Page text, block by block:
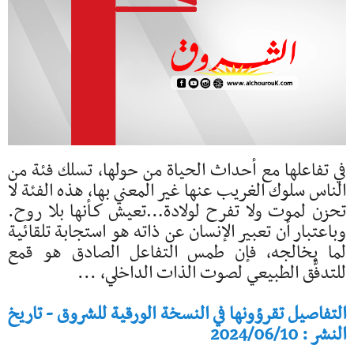
في تفاعلها مع أحداث الحياة من حولها، تسلك فئة من
الناس سلوك الغريب عنها غير المعني بها، هذه الفئة لا
تحزن لموت ولا تفرح لولادة…تعيش كـأنها بلا روح.
وباعتبار أن تعبير الإنسان عن ذاته هو استجابة تلقائية
لما يخالجه، فإن طمس التفاعل الصادق هو قمع
للتدفُّق الطبيعي لصوت الذات الداخلي، ...
التفاصيل تقرؤونها في النسخة الورقية للشروق - تاريخ
النشر : 2024/06/10